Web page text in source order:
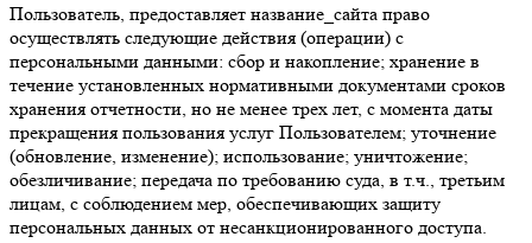
Пользователь, предоставляет название_сайта право
осуществлять следующие действия (операции) с
персональными данными: сбор и накопление; хранение в
течение установленных нормативными документами сроков
хранения отчетности, но не менее трех лет, с момента даты
прекращения пользования услуг Пользователем; уточнение
(обновление, изменение); использование; уничтожение;
обезличивание; передача по требованию суда, в т.ч., третьим
лицам, с соблюдением мер, обеспечивающих защиту
персональных данных от несанкционированного доступа.